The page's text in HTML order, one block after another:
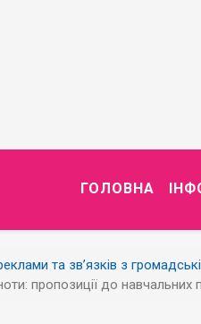
ГОЛОВНА
та зв’язків з
пропозиції до навчальних